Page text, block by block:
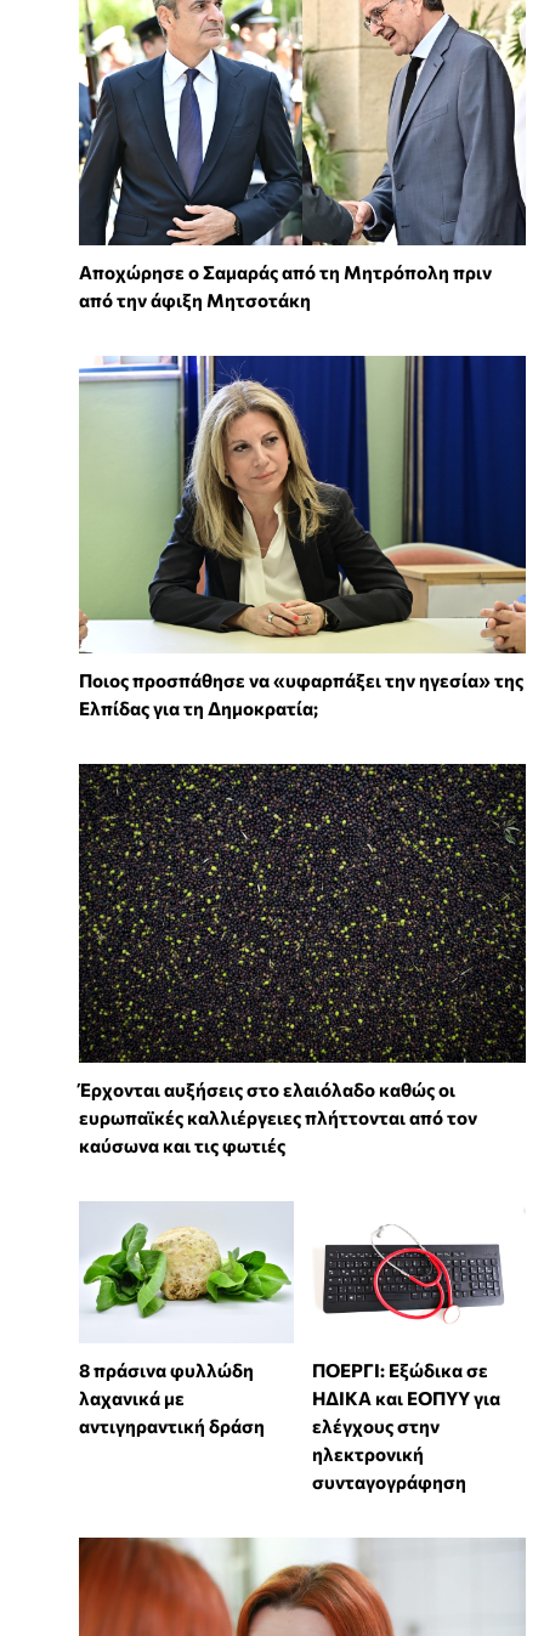
Αποχώρησε ο Σαμαράς από τη Μητρόπολη πριν
από την άφιξη Μητσοτάκη
Ποιος προσπάθησε να «υφαρπάξει την ηγεσία» της
Ελπίδας για τη Δημοκρατία;
Έρχονται αυξήσεις στο ελαιόλαδο καθώς οι
ευρωπαϊκές καλλιέργειες πλήττονται από τον
καύσωνα και τις φωτιές
8 πράσινα φυλλώδη
λαχανικά με
αντιγηραντική δράση
ΠΟΕΡΓΙ: Εξώδικα σε
ΗΔΙΚΑ και ΕΟΠΥΥ για
ελέγχους στην
ηλεκτρονική
συνταγογράφηση